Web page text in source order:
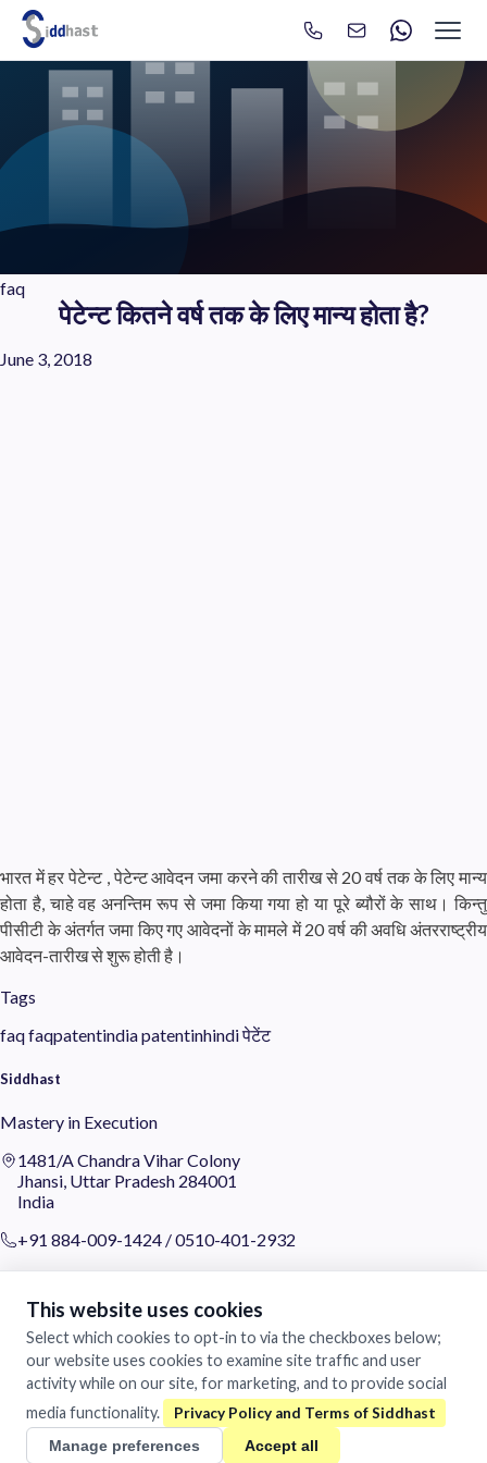
Search site via Google Search
faq
पेटेन्ट कितने वर्ष तक के लिए मान्य होता है?
June 3, 2018
भारत में हर पेटेन्ट , पेटेन्ट आवेदन जमा करने की तारीख से 20 वर्ष तक के लिए मान्य
होता है, चाहे वह अनन्तिम रूप से जमा किया गया हो या पूरे ब्यौरों के साथ। किन्तु
पीसीटी के अंतर्गत जमा किए गए आवेदनों के मामले में 20 वर्ष की अवधि अंतरराष्ट्रीय
आवेदन-तारीख से शुरू होती है।
Tags
faqfaqpatentindiapatentinhindiपेटेंट
Siddhast
Mastery in Execution
1481/A Chandra Vihar Colony
Jhansi, Uttar Pradesh 284001
India
+91 884-009-1424 /0510-401-2932
support@siddhast.com
About
Values & Purpose
Leadership
Heritage
Investors
This website uses cookies
Select which cookies to opt-in to via the checkboxes below;
our website uses cookies to examine site traffic and user
activity while on our site, for marketing, and to provide social
media functionality.
Manage preferences Accept all